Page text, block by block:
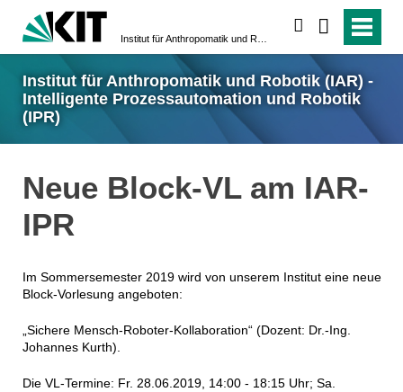
Institut für Anthropomatik und Robotik (IAR) -
Intelligente Prozessautomation und Robotik
(IPR)
Neue Block-VL am IAR-
IPR
Im Sommersemester 2019 wird von unserem Institut eine neue
Block-Vorlesung angeboten:
„Sichere Mensch-Roboter-Kollaboration“ (Dozent: Dr.-Ing.
Johannes Kurth).
Die VL-Termine: Fr. 28.06.2019, 14:00 - 18:15 Uhr; Sa.